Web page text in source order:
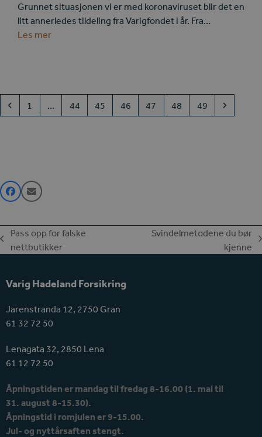
Grunnet situasjonen vi er med koronaviruset blir det en
litt annerledes tildeling fra Varigfondet i år. Fra…
Les mer
Previous
Page
1 … Page
44 Page
45 Page
46 Page
47 Page
48 Page
49 Next
previous
Pass opp for falske
nettbutikker
Svindelmetodene du bør
kjenne
Varig Hadeland Forsikring
Jarenstranda 12, 2750 Gran
61 32 72 50
Lenagata 32, 2850 Lena
61 12 72 50
Åpningstiden er mandag til fredag 8-16.00 (1. mai til
31. august 8-15.30).
Åpningstid i romjulen er 9-15.00.
Jul- og nyttårsaften stengt.